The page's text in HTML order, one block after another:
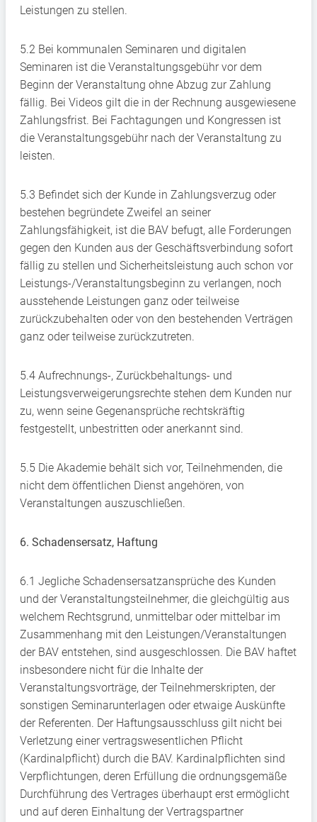
Leistungen zu stellen.
5.2 Bei kommunalen Seminaren und digitalen
Seminaren ist die Veranstaltungsgebühr vor dem
Beginn der Veranstaltung ohne Abzug zur Zahlung
fällig. Bei Videos gilt die in der Rechnung ausgewiesene
Zahlungsfrist. Bei Fachtagungen und Kongressen ist
die Veranstaltungsgebühr nach der Veranstaltung zu
leisten.
5.3 Befindet sich der Kunde in Zahlungsverzug oder
bestehen begründete Zweifel an seiner
Zahlungsfähigkeit, ist die BAV befugt, alle Forderungen
gegen den Kunden aus der Geschäftsverbindung sofort
fällig zu stellen und Sicherheitsleistung auch schon vor
Leistungs-/Veranstaltungsbeginn zu verlangen, noch
ausstehende Leistungen ganz oder teilweise
zurückzubehalten oder von den bestehenden Verträgen
ganz oder teilweise zurückzutreten.
5.4 Aufrechnungs-, Zurückbehaltungs- und
Leistungsverweigerungsrechte stehen dem Kunden nur
zu, wenn seine Gegenansprüche rechtskräftig
festgestellt, unbestritten oder anerkannt sind.
5.5 Die Akademie behält sich vor, Teilnehmenden, die
nicht dem öffentlichen Dienst angehören, von
Veranstaltungen auszuschließen.
6. Schadensersatz, Haftung
6.1 Jegliche Schadensersatzansprüche des Kunden
und der Veranstaltungsteilnehmer, die gleichgültig aus
welchem Rechtsgrund, unmittelbar oder mittelbar im
Zusammenhang mit den Leistungen/Veranstaltungen
der BAV entstehen, sind ausgeschlossen. Die BAV haftet
insbesondere nicht für die Inhalte der
Veranstaltungsvorträge, der Teilnehmerskripten, der
sonstigen Seminarunterlagen oder etwaige Auskünfte
der Referenten. Der Haftungsausschluss gilt nicht bei
Verletzung einer vertragswesentlichen Pflicht
(Kardinalpflicht) durch die BAV. Kardinalpflichten sind
Verpflichtungen, deren Erfüllung die ordnungsgemäße
Durchführung des Vertrages überhaupt erst ermöglicht
und auf deren Einhaltung der Vertragspartner